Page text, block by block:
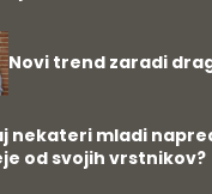
Novi trend zaradi
nekateri mladi
od svojih vrstnikov?